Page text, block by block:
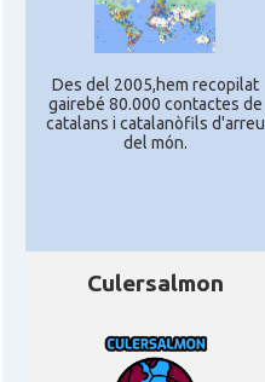
Des del 2005,hem recopilat
gairebé 80.000 contactes de
catalans i catalanòfils d'arreu
del món.
Culersalmon